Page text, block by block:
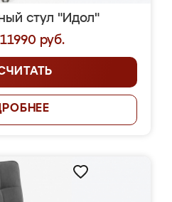
стул "Идол"
руб.